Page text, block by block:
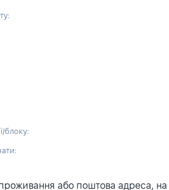
блоку:
або поштова адреса, на